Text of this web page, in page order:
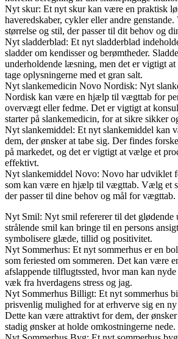
Nyt skur: Et nyt skur kan være en praktisk
haveredskaber, cykler eller andre
størrelse og stil, der passer til dit behov og
Nyt sladderblad: Et nyt sladderblad
sladder om kendisser og berømtheder.
underholdende læsning, men det er vigtigt
tage oplysningerne med et gran salt.
Nyt slankemedicin Novo Nordisk: Nyt
Nordisk kan være en hjælp til vægttab for
overvægt eller fedme. Det er vigtigt at
starter på slankemedicin, for at sikre sikker
Nyt slankemiddel: Et nyt slankemiddel kan
dem, der ønsker at tabe sig. Der findes
på markedet, og det er vigtigt at vælge et
effektivt.
Nyt slankemiddel Novo: Novo har udviklet
som kan være en hjælp til vægttab. Vælg et
der passer til dine behov og mål for vægttab.
Nyt Smil: Nyt smil refererer til det glødende
strålende smil kan bringe til en persons
symbolisere glæde, tillid og positivitet.
Nyt Sommerhus: Et nyt sommerhus er en
som feriested om sommeren. Det kan være
afslappende tilflugtssted, hvor man kan
væk fra hverdagens stress og jag.
Nyt Sommerhus Billigt: Et nyt sommerhus
prisvenlig mulighed for at erhverve sig en
Dette kan være attraktivt for dem, der ønsker
stadig ønsker at holde omkostningerne nede.